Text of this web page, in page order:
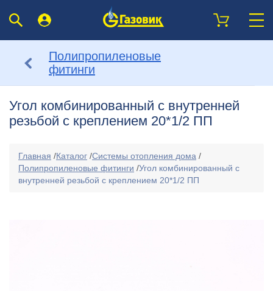
Полипропиленовые
фитинги
Угол комбинированный с внутренней
резьбой с креплением 20*1/2 ПП
Главная /Каталог /Системы отопления дома /
Полипропиленовые фитинги /Угол комбинированный с
внутренней резьбой с креплением 20*1/2 ПП